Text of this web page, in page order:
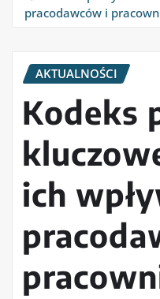
pracodawców i
AKTUALNOŚCI
Kodeks
ich